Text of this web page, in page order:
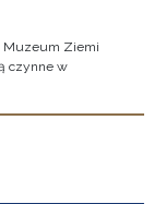
Muzeum Ziemi
czynne w